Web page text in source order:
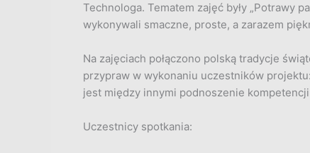
Technologa. Tematem zajęć były „Potrawy
wykonywali smaczne, proste, a zarazem
Na zajęciach połączono polską tradycje
przypraw w wykonaniu uczestników
jest między innymi podnoszenie
Uczestnicy spotkania: